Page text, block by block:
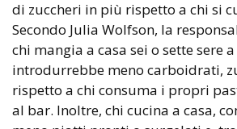
di zuccheri in più rispetto a chi si
Secondo Julia Wolfson, la
chi mangia a casa sei o sette sere
introdurrebbe meno carboidrati,
rispetto a chi consuma i propri
al bar. Inoltre, chi cucina a casa,